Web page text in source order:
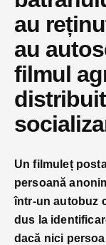
au
au
filmul
Un filmuleț
persoană
într-un autobuz
dus la
dacă nici